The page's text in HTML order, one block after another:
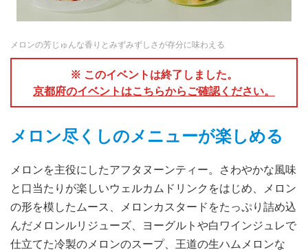
メロンの芳じゅんな香りとみずみずしさが存分に味わえる
※ このイベントは終了しました。
京都府のイベントはこちらからご確認ください。
メロン尽くしのメニューが楽しめる
メロンを主役にしたアフタヌーンティー。さわやかな風味
と口当たりが楽しいウェルカムドリンクをはじめ、メロン
の形を模したムース、メロンカスタードをたっぷり詰め込
んだメロンルリジューズ、ヨーグルトや白ワインジュレで
仕立てた冷製のメロンのスープ、王道の生ハムメロンな